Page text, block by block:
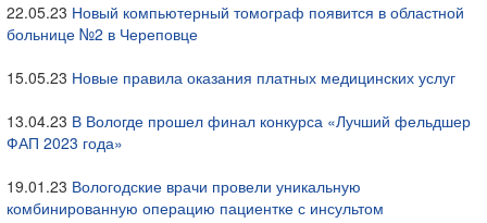
22.05.23 Новый компьютерный томограф появится в областной
больнице №2 в Череповце
15.05.23 Новые правила оказания платных медицинских услуг
13.04.23 В Вологде прошел финал конкурса «Лучший фельдшер
ФАП 2023 года»
19.01.23 Вологодские врачи провели уникальную
комбинированную операцию пациентке с инсультом